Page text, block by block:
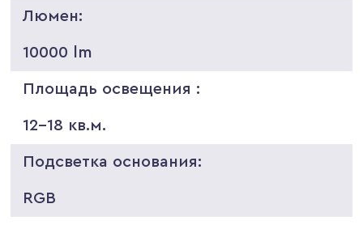
Люмен:
10000 lm
Площадь освещения :
12-18 кв.м.
Подсветка основания:
RGB